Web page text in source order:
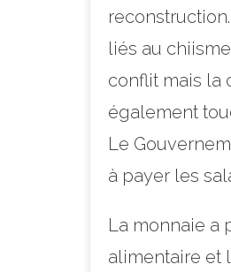
liés au
conflit mais la
également
Le
à payer les
La monnaie a
alimentaire et